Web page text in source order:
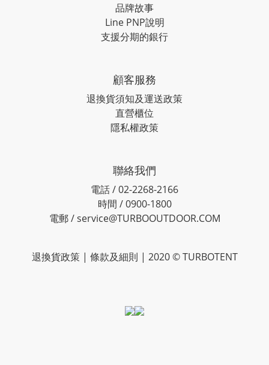
品牌故事
Line PNP說明
支援分期的銀行
顧客服務
退換貨須知及運送政策
直營櫃位
隱私權政策
聯絡我們
電話 / 02-2268-2166
時間 / 0900-1800
電郵 / service@TURBOOUTDOOR.COM
退換貨政策| 條款及細則 | 2020 © TURBOTENT